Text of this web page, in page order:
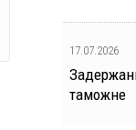
17.07.2026
таможне